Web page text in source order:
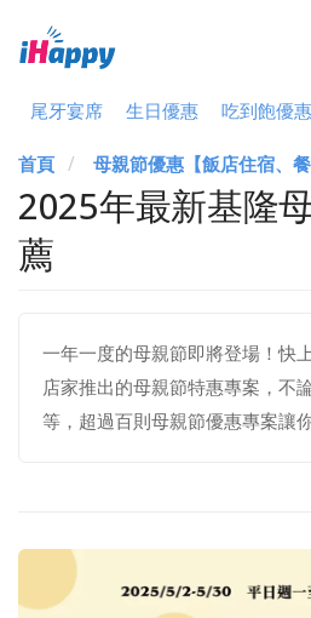
尾牙宴席 生日優惠 吃到飽優惠
首頁 母親節優惠【飯店住宿、餐
2025年最新基隆
薦
一年一度的母親節即將登場！快
店家推出的母親節特惠專案，不
等，超過百則母親節優惠專案讓